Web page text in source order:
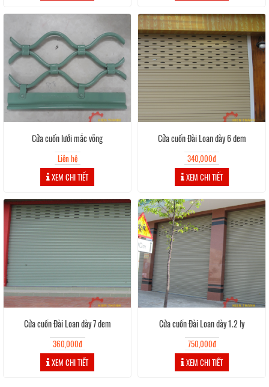
Cửa cuốn lưới mắc võng
Liên hệ
XEM CHI TIẾT
Cửa cuốn Đài Loan dày 6 dem
340,000đ
XEM CHI TIẾT
Cửa cuốn Đài Loan dày 7 dem
360,000đ
XEM CHI TIẾT
Cửa cuốn Đài Loan dày 1.2 ly
750,000đ
XEM CHI TIẾT